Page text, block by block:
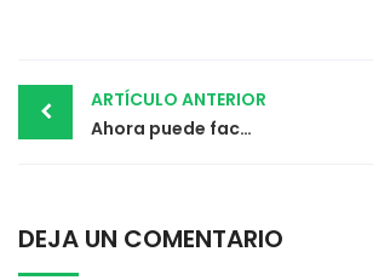
Post
navigation
ARTÍCULO ANTERIOR
Ahora puede facturar desde su Celular?
DEJA UN COMENTARIO